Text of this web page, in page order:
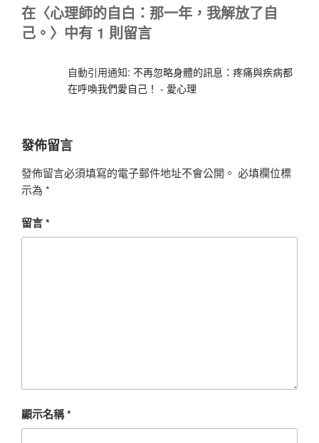
在〈心理師的自白：那一年，我解放了自
己。〉中有 1 則留言
自動引用通知: 不再忽略身體的訊息：疼痛與疾病都
在呼喚我們愛自己！ - 愛心理
發佈留言
發佈留言必須填寫的電子郵件地址不會公開。 必填欄位標
示為 *
留言*
顯示名稱*